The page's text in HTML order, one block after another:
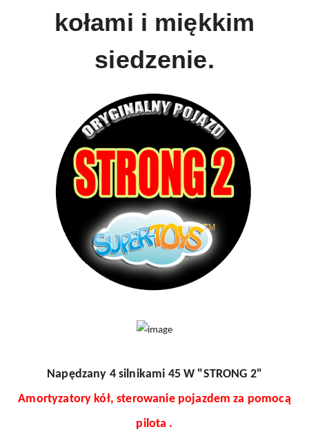
kołami i miękkim
siedzenie.
Napędzany 4 silnikami 45 W "STRONG 2"
Amortyzatory kół, sterowanie pojazdem za pomocą
pilota .